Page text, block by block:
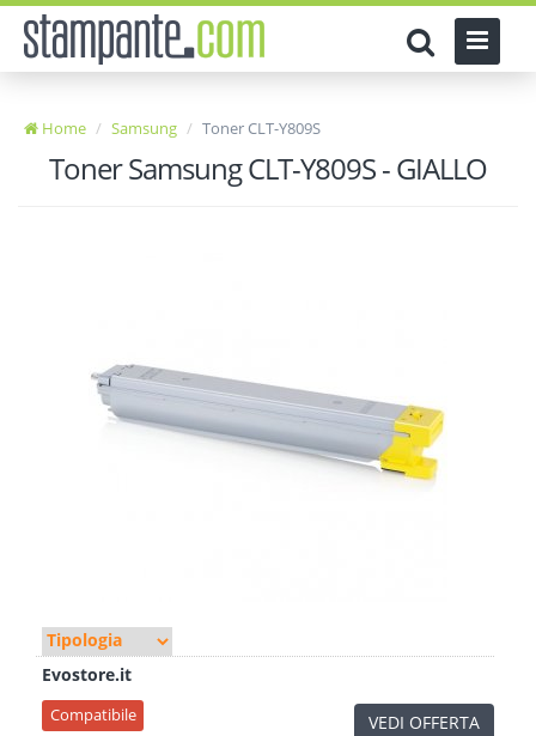
Home Samsung Toner CLT-Y809S
Toner Samsung CLT-Y809S - GIALLO
Evostore.it
Compatibile VEDI OFFERTA